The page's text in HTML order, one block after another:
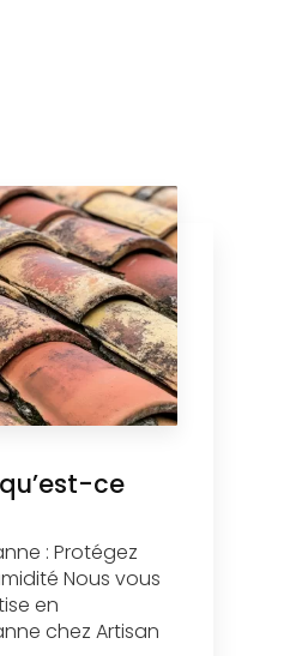
ce
: Protégez
Nous vous
en
chez Artisan